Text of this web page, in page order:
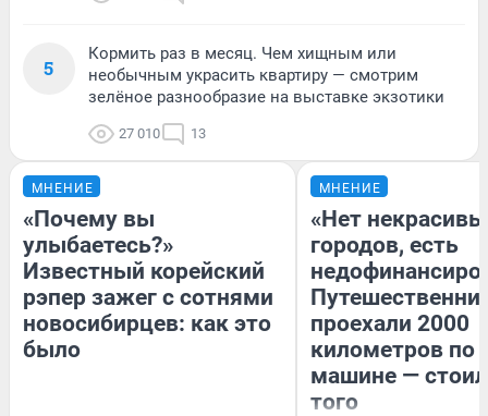
5
Кормить раз в месяц. Чем хищным или
необычным украсить квартиру — смотрим
зелёное разнообразие на выставке экзотики
27 010 13
МНЕНИЕ
«Почему вы
улыбаетесь?»
Известный корейский
рэпер зажег с сотнями
новосибирцев: как это
было
МНЕНИЕ
«Нет
городов, есть
проехали 2000
километров по
машине —
того